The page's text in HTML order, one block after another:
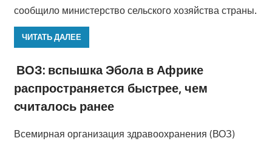
сообщило министерство сельского хозяйства страны.
ЧИТАТЬ ДАЛЕЕ
ВОЗ: вспышка Эбола в Африке
распространяется быстрее, чем
считалось ранее
Всемирная организация здравоохранения (ВОЗ)